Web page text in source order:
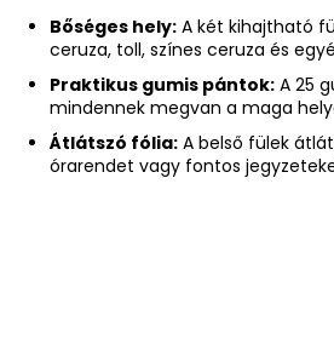
Bőséges hely: A két kihajtható
ceruza, toll, színes ceruza és
Praktikus gumis pántok: A 25
mindennek megvan a maga
Átlátszó fólia: A belső fülek
órarendet vagy fontos